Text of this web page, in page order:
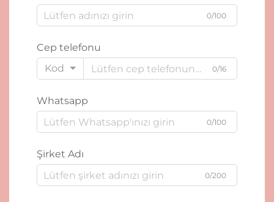
0/100
Cep telefonu
Kod
0/16
Whatsapp
0/100
Şirket Adı
0/200